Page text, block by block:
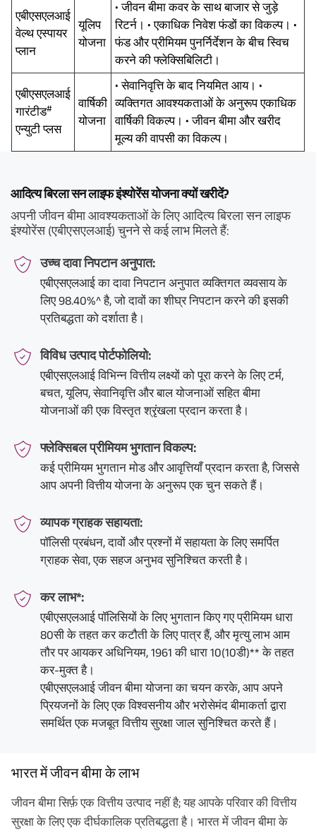
एबीएसएलआई
वेल्थ एस्पायर
प्लान
यूलिप
योजना
• जीवन बीमा कवर के साथ बाजार से जुड़े
रिटर्न। • एकाधिक निवेश फंडों का विकल्प। •
फंड और प्रीमियम पुनर्निर्देशन के बीच स्विच
करने की फ्लेक्सिबिलिटी।
एबीएसएलआई
गारंटीड#
एन्युटी प्लस
वार्षिकी
योजना
• सेवानिवृत्ति के बाद नियमित आय। •
व्यक्तिगत आवश्यकताओं के अनुरूप एकाधिक
वार्षिकी विकल्प। • जीवन बीमा और खरीद
मूल्य की वापसी का विकल्प।
आदित्य बिरला सन लाइफ इंश्योरेंस योजना क्यों खरीदें?
अपनी जीवन बीमा आवश्यकताओं के लिए आदित्य बिरला सन लाइफ
इंश्योरेंस (एबीएसएलआई) चुनने से कई लाभ मिलते हैं:
उच्च दावा निपटान अनुपात:
एबीएसएलआई का दावा निपटान अनुपात व्यक्तिगत व्यवसाय के
लिए 98.40%^ है, जो दावों का शीघ्र निपटान करने की इसकी
प्रतिबद्धता को दर्शाता है।
विविध उत्पाद पोर्टफोलियो:
एबीएसएलआई विभिन्न वित्तीय लक्ष्यों को पूरा करने के लिए टर्म,
बचत, यूलिप, सेवानिवृत्ति और बाल योजनाओं सहित बीमा
योजनाओं की एक विस्तृत श्रृंखला प्रदान करता है।
फ्लेक्सिबल प्रीमियम भुगतान विकल्प:
कई प्रीमियम भुगतान मोड और आवृत्तियाँ प्रदान करता है, जिससे
आप अपनी वित्तीय योजना के अनुरूप एक चुन सकते हैं।
व्यापक ग्राहक सहायता:
पॉलिसी प्रबंधन, दावों और प्रश्नों में सहायता के लिए समर्पित
ग्राहक सेवा, एक सहज अनुभव सुनिश्चित करती है।
कर लाभ*:
एबीएसएलआई पॉलिसियों के लिए भुगतान किए गए प्रीमियम धारा
80सी के तहत कर कटौती के लिए पात्र हैं, और मृत्यु लाभ आम
तौर पर आयकर अधिनियम, 1961 की धारा 10(10डी)** के तहत
कर-मुक्त है।
एबीएसएलआई जीवन बीमा योजना का चयन करके, आप अपने
प्रियजनों के लिए एक विश्वसनीय और भरोसेमंद बीमाकर्ता द्वारा
समर्थित एक मजबूत वित्तीय सुरक्षा जाल सुनिश्चित करते हैं।
भारत में जीवन बीमा के लाभ
जीवन बीमा सिर्फ़ एक वित्तीय उत्पाद नहीं है; यह आपके परिवार की वित्तीय
सुरक्षा के लिए एक दीर्घकालिक प्रतिबद्धता है। भारत में जीवन बीमा के